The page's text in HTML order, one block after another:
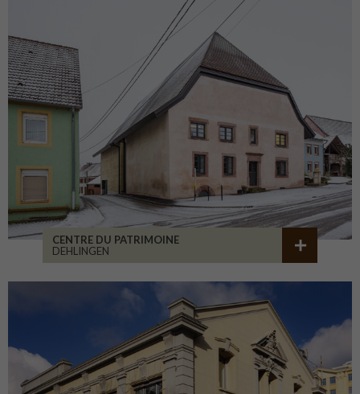
CENTRE DU PATRIMOINE
DEHLINGEN